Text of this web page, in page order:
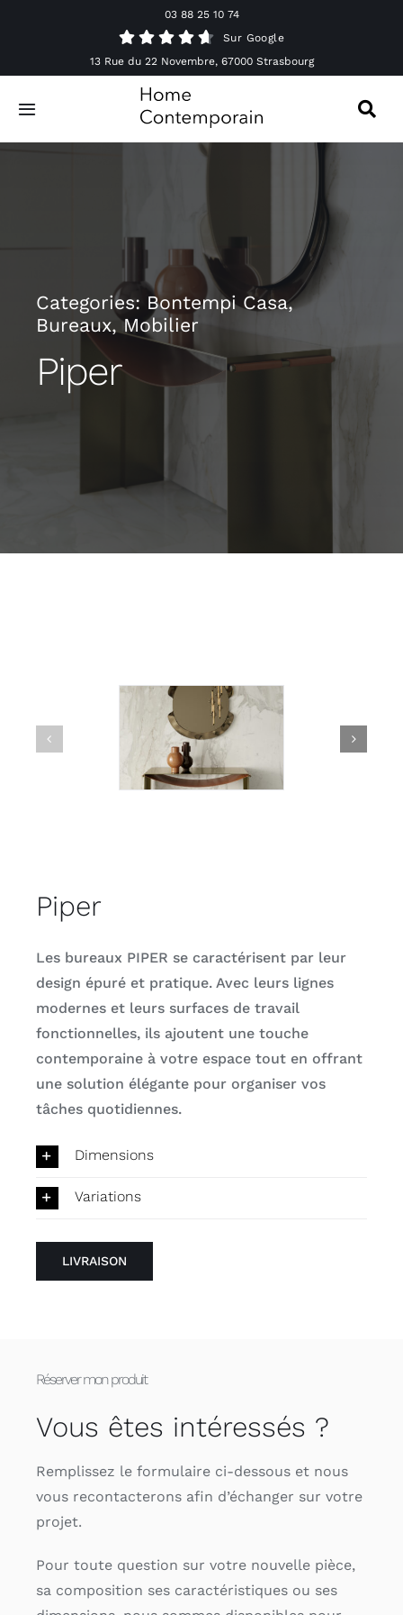
03 88 25 10 74
Sur Google
13 Rue du 22 Novembre, 67000 Strasbourg
Toggle
Navigation
Luminaires
Accessoires & Décorations
Offres spéciales
Categories: Bontempi Casa,
Bureaux,Mobilier
Piper
Piper
Les bureaux PIPER se caractérisent par leur
design épuré et pratique. Avec leurs lignes
modernes et leurs surfaces de travail
fonctionnelles, ils ajoutent une touche
contemporaine à votre espace tout en offrant
une solution élégante pour organiser vos
tâches quotidiennes.
Dimensions
Variations
LIVRAISON
Réserver mon produit
Vous êtes intéressés ?
Remplissez le formulaire ci-dessous et nous
vous recontacterons afin d’échanger sur votre
projet.
Pour toute question sur votre nouvelle pièce,
sa composition ses caractéristiques ou ses